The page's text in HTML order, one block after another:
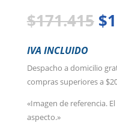
$171.415 El
$
IVA INCLUIDO
Despacho a domicilio
compras superiores a
«Imagen de referencia.
aspecto.»